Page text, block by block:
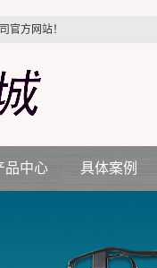
官方网站！
品中心 具体案例